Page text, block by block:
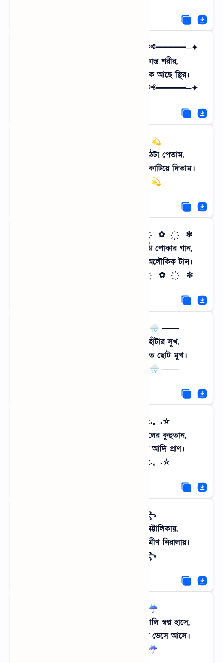
✦─━━━━━━༻ ফেরা হোক শেকড়ে ༺━━━━━━─✦
জীবনের ইঁদুর দৌড়ে ক্লান্ত আমার ক্লান্ত শরীর,
চলো না আজ হারিয়ে যাই যেখানে থমকে আছে স্থির।
✦─━━━━━━༻ ফেরা হোক শেকড়ে ༺━━━━━━─✦
💫💧✨ অফিস ব্রেক ✨💧💫
ল্যাপটপের স্ক্রিন বদলে যদি সবুজ মাঠটা পেতাম,
কসম করে বলছি, আমি সেখানেই জীবন কাটিয়ে দিতাম।
💫💧✨ অফিস ব্রেক ✨💧💫
✼ ҉ ✿ ҉ ✼ নিঝুম রাত ✼ ҉ ✿ ҉ ✼
ঝাঁঝাঁ দুপুরে ঘুঘুর ডাক কিংবা রাতে ঝিঁঝিঁ পোকার গান,
গ্রামের পরতে পরতে লুকিয়ে আছে এক অলৌকিক টান।
✼ ҉ ✿ ҉ ✼ নিঝুম রাত ✼ ҉ ✿ ҉ ✼
─── 🌧️🍃 মেঠো পথের টান 🍃🌧️ ───
আঁকাবাঁকা আলপথ ধরে খালি পায়ে হাঁটার সুখ,
ফিরিয়ে দেয় আমায় হারানো এক চিলতে ছোট মুখ।
─── 🌧️🍃 মেঠো পথের টান 🍃🌧️ ───
☆.。.:*・° বসন্তের ছোঁয়া °・*:.。.☆
শিমুল পলাশের মাতামাতি আর কোকিলের কুহুতান,
গ্রামের বসন্তেই লুকিয়ে থাকে বাঙালির আদি প্রাণ।
☆.。.:*・° বসন্তের ছোঁয়া °・*:.。.☆
꧁༺ শান্তির নীড় ༻꧂
উচ্চবিত্ত হওয়ার স্বপ্ন দেখি বিশাল অট্টালিকায়,
প্রকৃত আভিজাত্য তো আমাদের ওই গ্রামীণ নিরালায়।
꧁༺ শান্তির নীড় ༻꧂
☔️⋆ ˚｡⋆୨୧˚ 🌧️ ˚୨୧⋆｡˚ ⋆☔️
রোদে পোড়া তামাটে শরীরে যখন সোনালি স্বপ্ন হাসে,
বাংলার রূপ তখন ধানের শীষের ঢেউয়ে ভেসে আসে।
☔️⋆ ˚｡⋆୨୧˚ 🌧️ ˚୨୧⋆｡˚ ⋆☔️